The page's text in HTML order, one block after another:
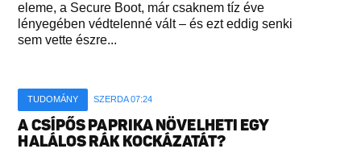
eleme, a Secure Boot, már csaknem tíz éve
lényegében védtelenné vált – és ezt eddig senki
sem vette észre...
TUDOMÁNY SZERDA 07:24
A CSÍPŐS PAPRIKA NÖVELHETI EGY
HALÁLOS RÁK KOCKÁZATÁT?